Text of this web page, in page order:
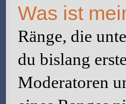
Was ist
Ränge, die
du bislang
Moderatoren